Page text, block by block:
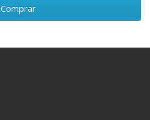
Comprar